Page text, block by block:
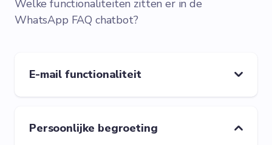
Welke functionaliteiten zitten er in de
WhatsApp FAQ chatbot?
E-mail functionaliteit
Persoonlijke begroeting